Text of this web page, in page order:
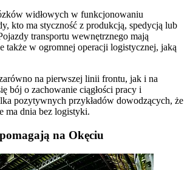
widłowych w funkcjonowaniu
kto ma styczność z produkcją, spedycją lub
transportu wewnętrznego mają
także w ogromnej operacji logistycznej, jaką
na pierwszej linii frontu, jak i na
bój o zachowanie ciągłości pracy i
pozytywnych przykładów dowodzących, że
ma dnia bez logistyki.
na Okęciu